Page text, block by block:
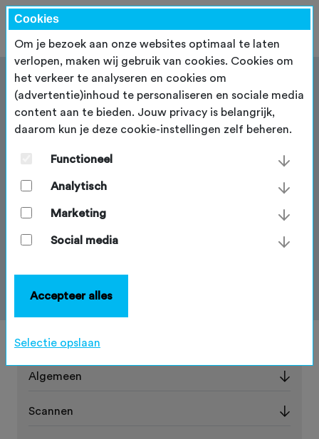
Aan de slag met Scan & Go
Sta je op het punt om te gaan werken met Scan & Go,
of sta je op een toertocht maar kom je ergens niet
op de meest gestelde vragen en geven we inzicht in
de mogelijkheden van Scan & Go.
Op deze pagina
Scan & Go
Algemeen
Scannen
Cookies
Om je bezoek aan onze websites optimaal te laten
verlopen, maken wij gebruik van cookies. Cookies om
het verkeer te analyseren en cookies om
(advertentie)inhoud te personaliseren en sociale media
content aan te bieden. Jouw privacy is belangrijk,
daarom kun je deze cookie-instellingen zelf beheren.
Functioneel
Analytisch
Marketing
Social media
Accepteer alles
Selectie opslaan